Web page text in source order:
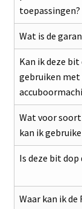
toepassingen?
Wat is de
Kan ik deze bit
gebruiken met
Wat voor
kan ik
Is deze bit dop
Waar kan ik de